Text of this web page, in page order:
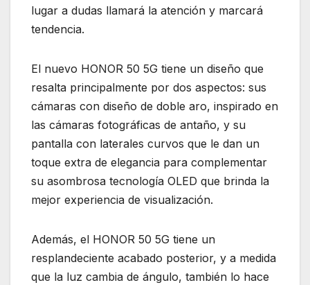
lugar a dudas llamará la atención y marcará
tendencia.
El nuevo HONOR 50 5G tiene un diseño que
resalta principalmente por dos aspectos: sus
cámaras con diseño de doble aro, inspirado en
las cámaras fotográficas de antaño, y su
pantalla con laterales curvos que le dan un
toque extra de elegancia para complementar
su asombrosa tecnología OLED que brinda la
mejor experiencia de visualización.
Además, el HONOR 50 5G tiene un
resplandeciente acabado posterior, y a medida
que la luz cambia de ángulo, también lo hace